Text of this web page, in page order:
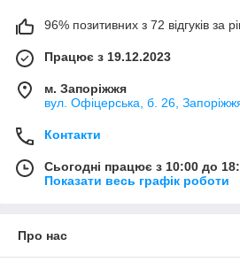
96% позитивних з 72 відгуків за
Працює з 19.12.2023
м. Запоріжжя
вул. Офіцерська, б. 26,
Контакти
Сьогодні працює з 10:00 до
Показати весь графік роботи
Про нас